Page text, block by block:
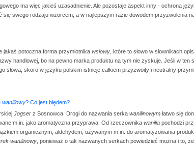
ma więc jakieś uzasadnienie. Ale pozostaje aspekt inny - ochrona
swego rodzaju wzorcem, a w najlepszym razie dowodem przyzwolenia
jakaś potoczna forma przymiotnika wsiowy , które to słowo w słownikach
handlowej, bo na pewno marka produktu na tym nie zyskuje. Jeśli w
skoro w języku polskim istnieje całkiem przyzwoity i neutralny
waniliowy? Co jest błędem?
Jogser z Sosnowca. Drogi do nazwania serka wanilinowym łatwo się
m.in. jako aromatyczna przyprawa. Od rzeczownika wanilia pochodzi
organicznym, aldehydem, używanym m.in. do aromatyzowania
wanilinowy , ponieważ o tak nazwanych serkach powiedzieć można i to,